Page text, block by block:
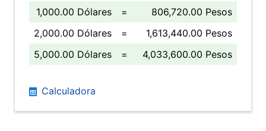
1,000.00 Dólares
=
806,720.00 Pesos
2,000.00 Dólares
=
1,613,440.00 Pesos
5,000.00 Dólares
= 4,033,600.00 Pesos
Calculadora